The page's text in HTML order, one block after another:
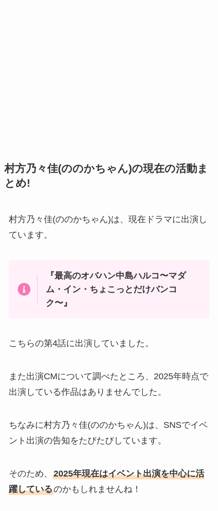
村方乃々佳(ののかちゃん)の現在の活動ま
とめ!
村方乃々佳(ののかちゃん)は、現在ドラマに出演し
ています。
『最高のオバハン中島ハルコ〜マダ
ム・イン・ちょこっとだけバンコ
ク〜』
こちらの第4話に出演していました。
また出演CMについて調べたところ、2025年時点で
出演している作品はありませんでした。
ちなみに村方乃々佳(ののかちゃん)は、SNSでイベ
ント出演の告知をたびたびしています。
そのため、 2025年現在はイベント出演を中心に活
躍しているのかもしれませんね！